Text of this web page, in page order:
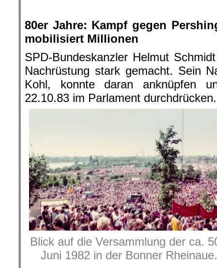
80er Jahre: Kampf gegen
mobilisiert Millionen
SPD-Bundeskanzler Helmut
Nachrüstung stark gemacht. Sein
Kohl, konnte daran anknüpfen
22.10.83 im Parlament durchdrücken.
Blick auf die Versammlung der ca.
Juni 1982 in der Bonner